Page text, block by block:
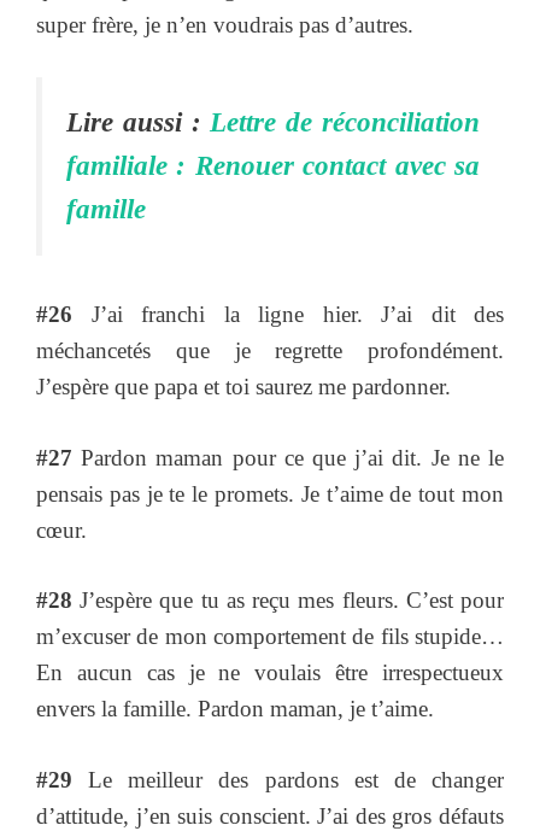
super frère, je n’en voudrais pas d’autres.
Lire aussi :Lettre de réconciliation
familiale : Renouer contact avec sa
famille
#26 J’ai franchi la ligne hier. J’ai dit des
méchancetés que je regrette profondément.
J’espère que papa et toi saurez me pardonner.
#27Pardon maman pour ce que j’ai dit. Je ne le
pensais pas je te le promets. Je t’aime de tout mon
cœur.
#28 J’espère que tu as reçu mes fleurs. C’est pour
m’excuser de mon comportement de fils stupide…
En aucun cas je ne voulais être irrespectueux
envers la famille. Pardon maman, je t’aime.
#29 Le meilleur des pardons est de changer
d’attitude, j’en suis conscient. J’ai des gros défauts